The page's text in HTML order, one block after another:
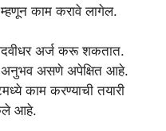
काम करावे लागेल.
अर्ज करू शकतात.
अनुभव असणे अपेक्षित आहे.
काम करण्याची तयारी
आहे.